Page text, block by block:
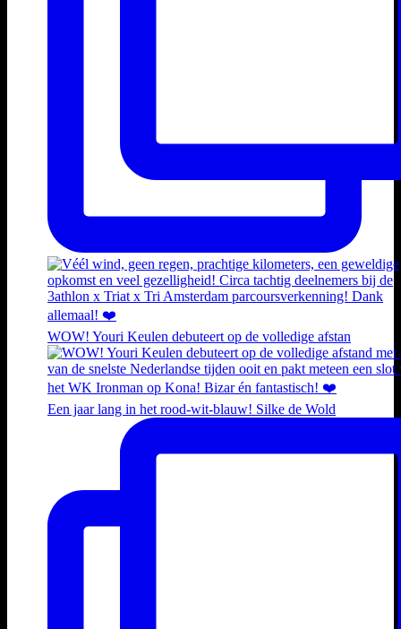
WOW! Youri Keulen debuteert op de volledige afstan
Een jaar lang in het rood-wit-blauw! Silke de Wold